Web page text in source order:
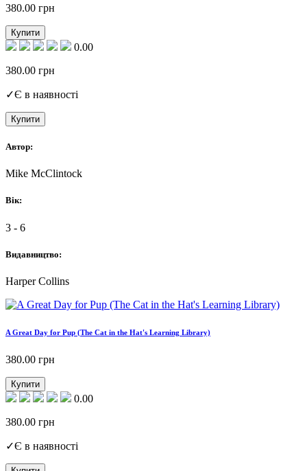
380.00 грн
Купити
0.00
380.00 грн
✓Є в наявності
Купити
Автор:
Mike McClintock
Вік:
3 - 6
Видавництво:
Harper Collins
A Great Day for Pup (The Cat in the Hat's Learning Library)
380.00 грн
Купити
0.00
380.00 грн
✓Є в наявності